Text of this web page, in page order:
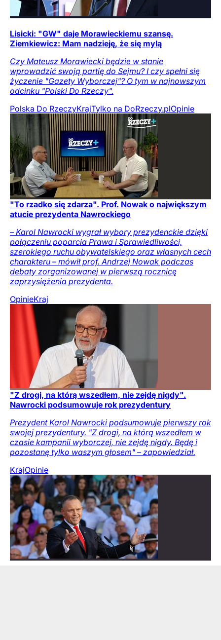
Lisicki: "GW" daje Morawieckiemu szansę.
Ziemkiewicz: Mam nadzieję, że się mylą
Czy Mateusz Morawiecki będzie w stanie
wprowadzić swoją partię do Sejmu? I czy spełni się
życzenie "Gazety Wyborczej"? O tym w najnowszym
odcinku "Polski Do Rzeczy".
Polska Do RzeczyKrajTylko na DoRzeczy.plOpinie
"To rzadko się zdarza". Prof. Nowak o największym
atucie prezydenta Nawrockiego
– Karol Nawrocki wygrał wybory prezydenckie dzięki
połączeniu poparcia Prawa i Sprawiedliwości,
szerokiego ruchu obywatelskiego oraz własnych cech
charakteru – mówił prof. Andrzej Nowak podczas
debaty zorganizowanej w pierwszą rocznicę
zaprzysiężenia prezydenta.
OpinieKraj
"Z drogi, na którą wszedłem, nie zejdę nigdy".
Nawrocki podsumowuje rok prezydentury
Prezydent Karol Nawrocki podsumowuje pierwszy rok
swojej prezydentury. "Z drogi, na którą wszedłem w
czasie kampanii wyborczej, nie zejdę nigdy. Będę i
pozostanę tylko waszym głosem" – zapowiedział.
KrajOpinie